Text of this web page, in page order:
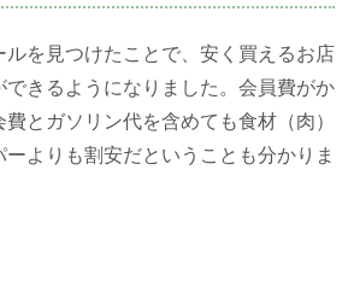
ルを見つけたことで、安く買えるお店
できるようになりました。会員費がか
とガソリン代を含めても食材（肉）
よりも割安だということも分かりま